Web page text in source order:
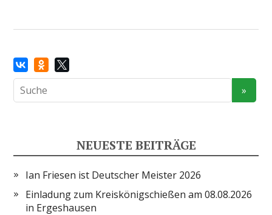
NEUESTE BEITRÄGE
Ian Friesen ist Deutscher Meister 2026
Einladung zum Kreiskönigschießen am 08.08.2026
in Ergeshausen